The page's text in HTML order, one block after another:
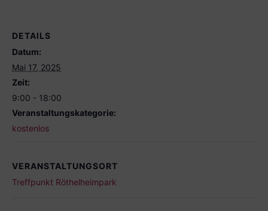
DETAILS
Datum:
Mai 17, 2025
Zeit:
9:00 - 18:00
Veranstaltungskategorie:
kostenlos
VERANSTALTUNGSORT
Treffpunkt Röthelheimpark